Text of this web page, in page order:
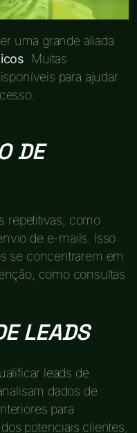
uma grande aliada
. Muitas
para ajudar
DE
repetitivas, como
de e-mails. Isso
se concentrarem em
como consultas
LEADS
leads de
dados de
para
potenciais clientes,